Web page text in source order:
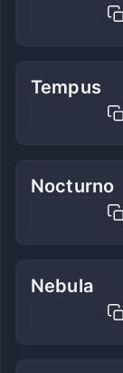
Tempus
Nocturno
Nebula